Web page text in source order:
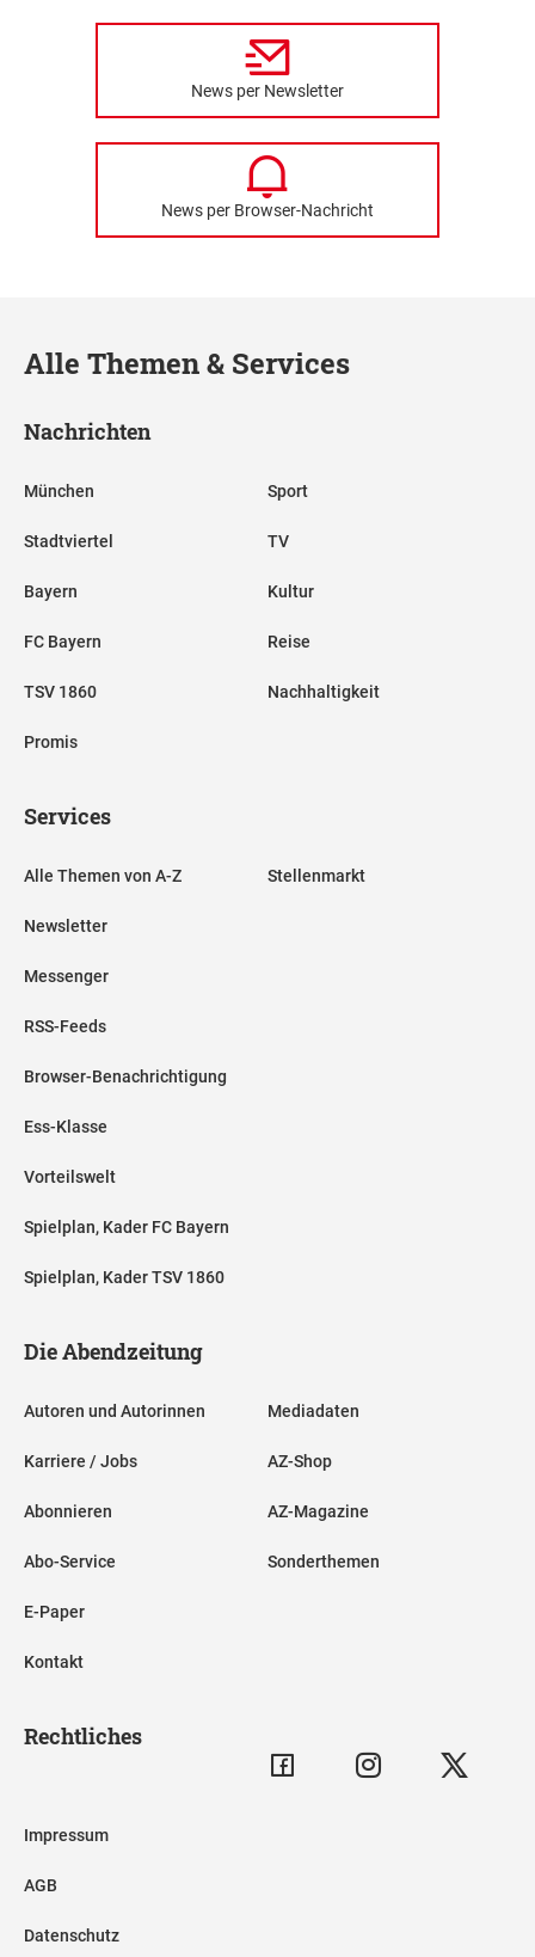
News per Newsletter
News per Browser-Nachricht
Alle Themen & Services
Nachrichten
München
Stadtviertel
Bayern
FC Bayern
TSV 1860
Promis
Sport
TV
Kultur
Reise
Nachhaltigkeit
Services
Alle Themen von A-Z
Newsletter
Messenger
RSS-Feeds
Browser-Benachrichtigung
Ess-Klasse
Vorteilswelt
Spielplan, Kader FC Bayern
Spielplan, Kader TSV 1860
Stellenmarkt
Die Abendzeitung
Autoren und Autorinnen
Karriere / Jobs
Abonnieren
Abo-Service
E-Paper
Kontakt
Mediadaten
AZ-Shop
AZ-Magazine
Sonderthemen
Rechtliches
Impressum
AGB
Datenschutz